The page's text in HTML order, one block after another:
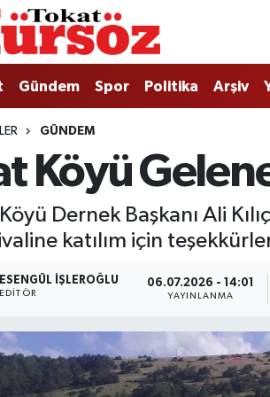
Gündem Spor Politika Arşiv
GÜNDEM
Köyü
Dernek Başkanı Ali
katılım için
ESENGÜL İŞLEROĞLU
EDITÖR
06.07.2026 - 14:01
YAYINLANMA
Vakitleri
Durumu ve Fikstür